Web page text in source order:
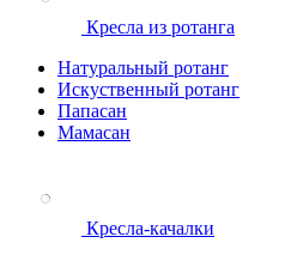
Кресла из ротанга
Натуральный ротанг
Искуственный ротанг
Папасан
Мамасан
Кресла-качалки